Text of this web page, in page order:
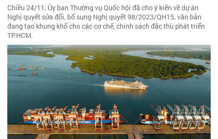
Chiều 24/11, Ủy ban Thường vụ Quốc hội đã cho ý kiến về dự án
Nghị quyết sửa đổi, bổ sung Nghị quyết 98/2023/QH15, văn bản
đang tạo khung khổ cho các cơ chế, chính sách đặc thù phát triển
TP.HCM.